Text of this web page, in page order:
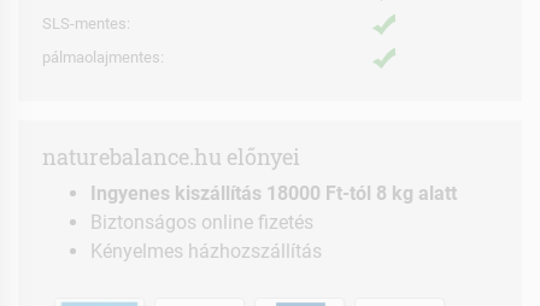
SLS-mentes:
pálmaolajmentes:
naturebalance.hu előnyei
Ingyenes kiszállítás 18000 Ft-tól 8 kg alatt
Biztonságos online fizetés
Kényelmes házhozszállítás